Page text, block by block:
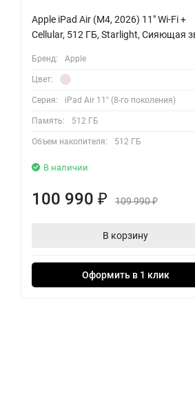
Apple iPad Air (M4, 2026) 11" Wi-Fi +
Cellular, 512 ГБ, Starlight, Сияющая
Бренд: Apple
Цвет:
Серия: iPad Air 11" (8-го поколения)
Память: 512 ГБ
Объем накопителя: 512 ГБ
В наличии
100 990 ₽ 109 990₽
В корзину
Оформить в 1 клик